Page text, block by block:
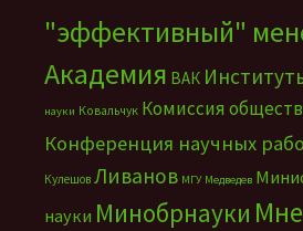
"эффективный"
Академия ВАК
науки Ковальчук Комиссия
Конференция научных
Кулешов Ливанов МГУ Медведев
науки Минобрнауки